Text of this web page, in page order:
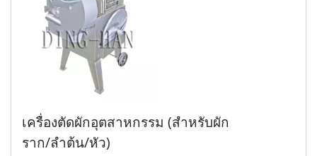
เครื่องตัดผักอุตสาหกรรม (สำหรับผัก
ราก/ลำต้น/หัว)